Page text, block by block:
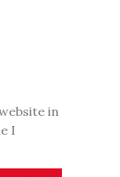
in
I